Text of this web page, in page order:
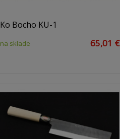
Ko Bocho KU-1
na sklade 65,01 €